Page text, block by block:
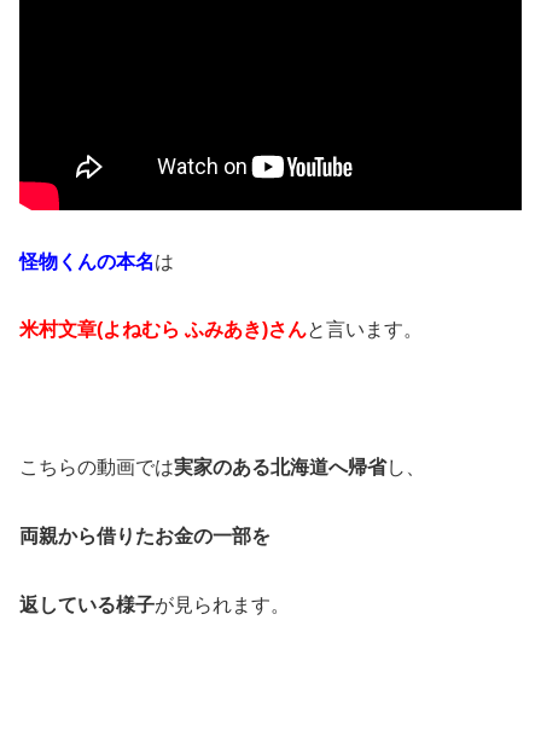
怪物くんの本名は
米村文章(よねむら ふみあき)さんと言います。
こちらの動画では実家のある北海道へ帰省し、
両親から借りたお金の一部を
返している様子が見られます。